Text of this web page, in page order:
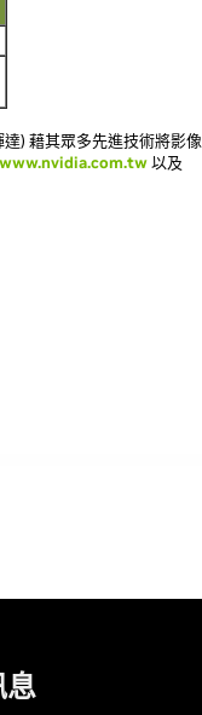
達) 藉其眾多先進技術將影像
www.nvidia.com.tw以及
息